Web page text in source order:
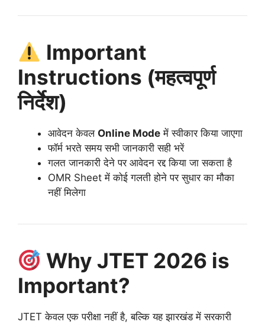
Important
Instructions (महत्वपूर्ण
निर्देश)
आवेदन केवल Online Mode में स्वीकार किया जाएगा
फॉर्म भरते समय सभी जानकारी सही भरें
गलत जानकारी देने पर आवेदन रद्द किया जा सकता है
OMR Sheet में कोई गलती होने पर सुधार का मौका
नहीं मिलेगा
Why JTET 2026 is
Important?
JTET केवल एक परीक्षा नहीं है, बल्कि यह झारखंड में सरकारी